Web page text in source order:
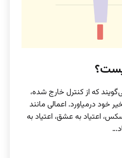
که از کنترل خارج شده،
خود درمیاورد. اعمالی مانند
سکس، اعتیاد به عشق، اعتیاد به